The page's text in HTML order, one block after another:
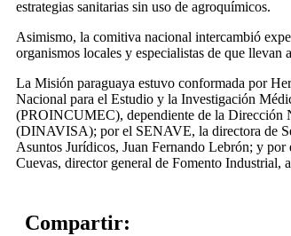
estrategias sanitarias sin uso de agroquímicos.
Asimismo, la comitiva nacional intercambió
organismos locales y especialistas de que llevan
La Misión paraguaya estuvo conformada por
Nacional para el Estudio y la Investigación
(PROINCUMEC), dependiente de la Dirección
(DINAVISA); por el SENAVE, la directora de
Asuntos Jurídicos, Juan Fernando Lebrón; y
Cuevas, director general de Fomento Industrial,
Compartir: